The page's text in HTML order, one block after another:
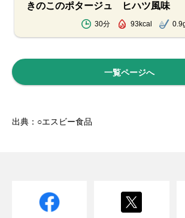
きのこのポタージュ ヒハツ風味
30分 93kcal
一覧ページへ
出典：○エスビー食品